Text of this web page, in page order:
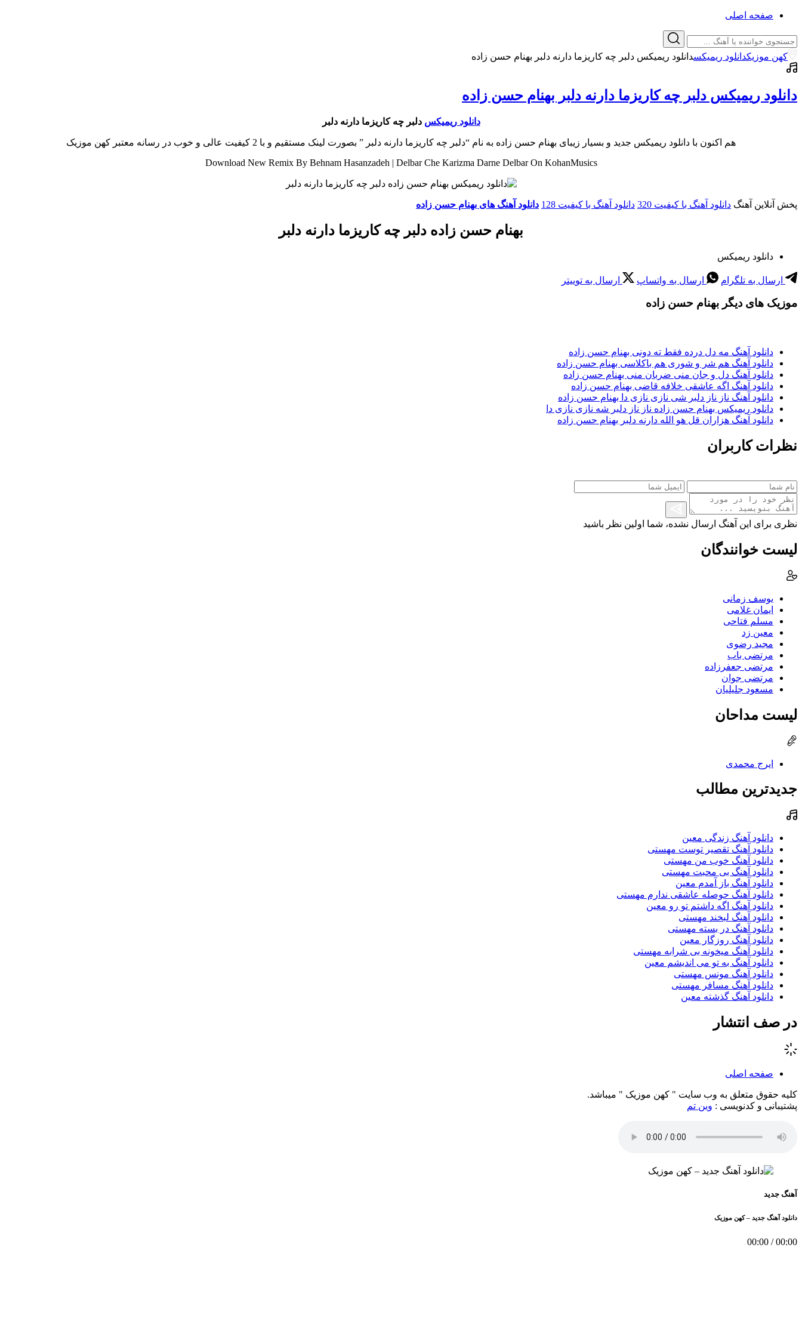
صفحه اصلی
کهن موزیکدانلود ریمیکسدانلود ریمیکس دلبر چه کاریزما دارنه دلبر بهنام حسن زاده
دانلود ریمیکس دلبر چه کاریزما دارنه دلبر بهنام حسن زاده
دانلود ریمیکس دلبر چه کاریزما دارنه دلبر
هم اکنون با دانلود ریمیکس جدید و بسیار زیبای بهنام حسن زاده به نام “دلبر چه کاریزما دارنه دلبر ” بصورت لینک مستقیم و با 2 کیفیت عالی و خوب در رسانه معتبر کهن موزیک
Download New Remix By Behnam Hasanzadeh | Delbar Che Karizma Darne Delbar On KohanMusics
پخش آنلاین آهنگ دانلود آهنگ با کیفیت 320 دانلود آهنگ با کیفیت 128 دانلود آهنگ های بهنام حسن زاده
بهنام حسن زاده دلبر چه کاریزما دارنه دلبر
دانلود ریمیکس
ارسال به تلگرام ارسال به واتساپ ارسال به توییتر
موزیک های دیگر بهنام حسن زاده
دانلود آهنگ مه دل درده فقط ته دونی بهنام حسن زاده
دانلود آهنگ هم شر و شوری هم باکلاسی بهنام حسن زاده
دانلود آهنگ دل و جان منی ضربان منی بهنام حسن زاده
دانلود آهنگ اگه عاشقی خلافه قاضی بهنام حسن زاده
دانلود آهنگ ناز ناز دلبر شی نازی نازی دا بهنام حسن زاده
دانلود ریمیکس بهنام حسن زاده ناز ناز دلبر شه نازی نازی دا
دانلود آهنگ هزاران قل هو الله دارنه دلبر بهنام حسن زاده
نظرات کاربران
نظری برای این آهنگ ارسال نشده، شما اولین نظر باشید
لیست خوانندگان
یوسف زمانی
ایمان غلامی
مسلم فتاحی
معین زد
مجید رضوی
مرتضی باب
مرتضی جعفرزاده
مرتضی جوان
مسعود جلیلیان
لیست مداحان
ایرج محمدی
جدیدترین مطالب
دانلود آهنگ زندگی معین
دانلود آهنگ تقصیر توست مهستی
دانلود آهنگ خوب من مهستی
دانلود آهنگ بی محبت مهستی
دانلود آهنگ باز آمدم معین
دانلود آهنگ حوصله عاشقی ندارم مهستی
دانلود آهنگ اگه داشتم تو رو معین
دانلود آهنگ لبخند مهستی
دانلود آهنگ در بسته مهستی
دانلود آهنگ روزگار معین
دانلود آهنگ میخونه بی شرابه مهستی
دانلود آهنگ به تو می اندیشم معین
دانلود آهنگ مونس مهستی
دانلود آهنگ مسافر مهستی
دانلود آهنگ گذشته معین
در صف انتشار
صفحه اصلی
کلیه حقوق متعلق به وب سایت " کهن موزیک " میباشد.
پشتیبانی و کدنویسی : وین تم
آهنگ جدید
دانلود آهنگ جدید – کهن موزیک
00:00
/
00:00